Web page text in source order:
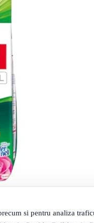
si pentru analiza